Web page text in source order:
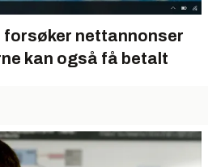
forsøker nettannonser
kan også få betalt